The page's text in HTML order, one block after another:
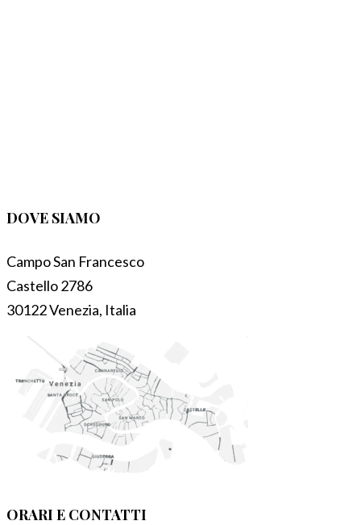
DOVE SIAMO
Campo San Francesco
Castello 2786
30122 Venezia, Italia
ORARI E CONTATTI